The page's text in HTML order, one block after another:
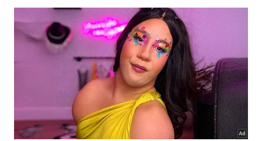
conservantes.
Evite versões aromatizadas artificialmente.
Adicione sementes para aumentar as fibras.
Combine com frutas frescas picadas.
Quais os benefícios da semente de
linhaça integral na menopausa?
Esta poderosa semente oleaginosa destaca-se